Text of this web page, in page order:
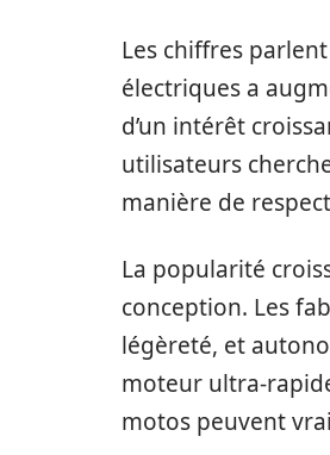
Les chiffres
électriques a
d’un intérêt
utilisateurs
manière de
La popularité
conception. Les
légèreté, et
moteur ultra-
motos peuvent